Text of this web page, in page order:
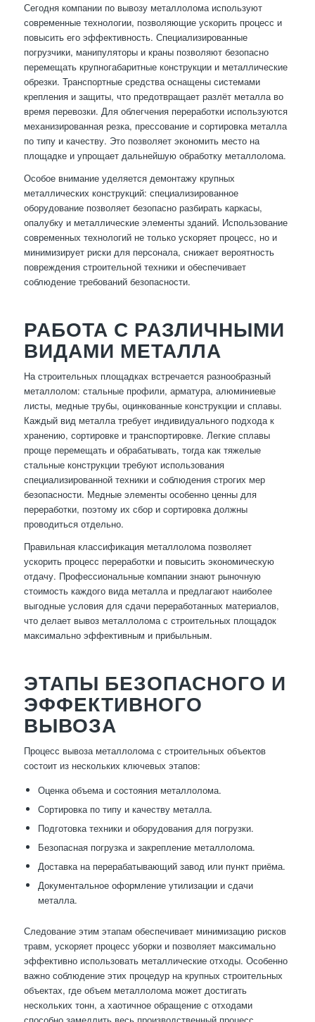
Сегодня компании по вывозу металлолома используют
современные технологии, позволяющие ускорить процесс и
повысить его эффективность. Специализированные
погрузчики, манипуляторы и краны позволяют безопасно
перемещать крупногабаритные конструкции и металлические
обрезки. Транспортные средства оснащены системами
крепления и защиты, что предотвращает разлёт металла во
время перевозки. Для облегчения переработки используются
механизированная резка, прессование и сортировка металла
по типу и качеству. Это позволяет экономить место на
площадке и упрощает дальнейшую обработку металлолома.
Особое внимание уделяется демонтажу крупных
металлических конструкций: специализированное
оборудование позволяет безопасно разбирать каркасы,
опалубку и металлические элементы зданий. Использование
современных технологий не только ускоряет процесс, но и
минимизирует риски для персонала, снижает вероятность
повреждения строительной техники и обеспечивает
соблюдение требований безопасности.
РАБОТА С РАЗЛИЧНЫМИ
ВИДАМИ МЕТАЛЛА
На строительных площадках встречается разнообразный
металлолом: стальные профили, арматура, алюминиевые
листы, медные трубы, оцинкованные конструкции и сплавы.
Каждый вид металла требует индивидуального подхода к
хранению, сортировке и транспортировке. Легкие сплавы
проще перемещать и обрабатывать, тогда как тяжелые
стальные конструкции требуют использования
специализированной техники и соблюдения строгих мер
безопасности. Медные элементы особенно ценны для
переработки, поэтому их сбор и сортировка должны
проводиться отдельно.
Правильная классификация металлолома позволяет
ускорить процесс переработки и повысить экономическую
отдачу. Профессиональные компании знают рыночную
стоимость каждого вида металла и предлагают наиболее
выгодные условия для сдачи переработанных материалов,
что делает вывоз металлолома с строительных площадок
максимально эффективным и прибыльным.
ЭТАПЫ БЕЗОПАСНОГО И
ЭФФЕКТИВНОГО
ВЫВОЗА
Процесс вывоза металлолома с строительных объектов
состоит из нескольких ключевых этапов:
Оценка объема и состояния металлолома.
Сортировка по типу и качеству металла.
Подготовка техники и оборудования для погрузки.
Безопасная погрузка и закрепление металлолома.
Доставка на перерабатывающий завод или пункт приёма.
Документальное оформление утилизации и сдачи
металла.
Следование этим этапам обеспечивает минимизацию рисков
травм, ускоряет процесс уборки и позволяет максимально
эффективно использовать металлические отходы. Особенно
важно соблюдение этих процедур на крупных строительных
объектах, где объем металлолома может достигать
нескольких тонн, а хаотичное обращение с отходами